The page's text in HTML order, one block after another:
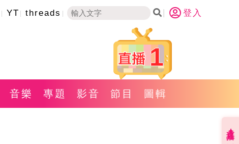
YT threads 登入
1
音樂 專題 影音 節目 圖輯
直播✦活動